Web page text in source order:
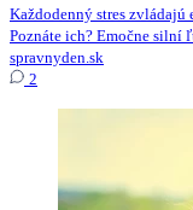
Každodenný stres zvládajú
Poznáte ich? Emočne silní
spravnyden.sk
2